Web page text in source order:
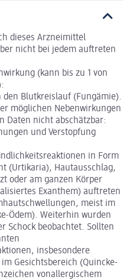
dieses Arzneimittel
nicht bei jedem auftreten
(kann bis zu 1 von
den Blutkreislauf (Fungämie).
möglichen Nebenwirkungen
Daten nicht abschätzbar:
und Verstopfung
in Form
(Urtikaria), Hautausschlag,
oder am ganzen Körper
Exanthem) auftreten
meist im
Ödem). Weiterhin wurden
Schock beobachtet. Sollten
insbesondere
Gesichtsbereich (Quincke-
vonallergischem